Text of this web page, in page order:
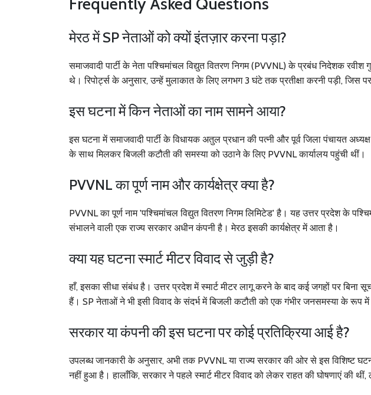
मेरठ में SP नेताओं को क्यों इंतज़ार करना पड़ा?
समाजवादी पार्टी के नेता पश्चिमांचल विद्युत वितरण निगम (PVVNL) के प्रबंध निदेशक रवीश
थे। रिपोर्ट्स के अनुसार, उन्हें मुलाकात के लिए लगभग 3 घंटे तक प्रतीक्षा करनी पड़ी, जिस
इस घटना में किन नेताओं का नाम सामने आया?
इस घटना में समाजवादी पार्टी के विधायक अतुल प्रधान की पत्नी और पूर्व जिला पंचायत
के साथ मिलकर बिजली कटौती की समस्या को उठाने के लिए PVVNL कार्यालय पहुंची थीं।
PVVNL का पूर्ण नाम और कार्यक्षेत्र क्या है?
PVVNL का पूर्ण नाम 'पश्चिमांचल विद्युत वितरण निगम लिमिटेड' है। यह उत्तर प्रदेश के
संभालने वाली एक राज्य सरकार अधीन कंपनी है। मेरठ इसकी कार्यक्षेत्र में आता है।
क्या यह घटना स्मार्ट मीटर विवाद से जुड़ी है?
हाँ, इसका सीधा संबंध है। उत्तर प्रदेश में स्मार्ट मीटर लागू करने के बाद कई जगहों पर
हैं। SP नेताओं ने भी इसी विवाद के संदर्भ में बिजली कटौती को एक गंभीर जनसमस्या के रूप में
सरकार या कंपनी की इस घटना पर कोई प्रतिक्रिया आई है?
उपलब्ध जानकारी के अनुसार, अभी तक PVVNL या राज्य सरकार की ओर से इस विशिष्ट
नहीं हुआ है। हालाँकि, सरकार ने पहले स्मार्ट मीटर विवाद को लेकर राहत की घोषणाएं की